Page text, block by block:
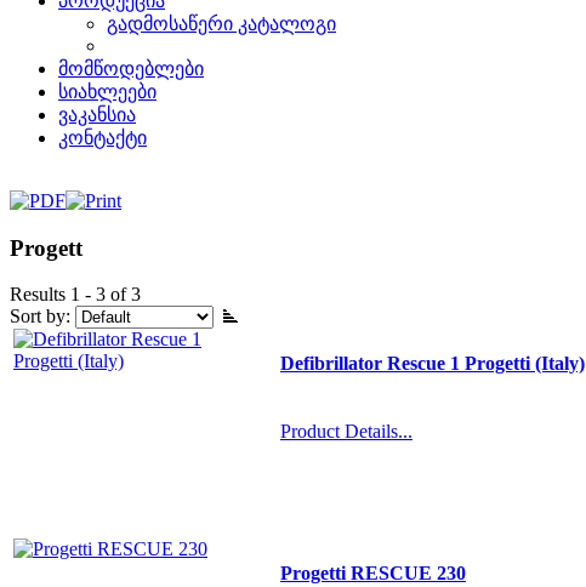
გადმოსაწერი კატალოგი
მომწოდებლები
სიახლეები
ვაკანსია
კონტაქტი
Progett
Results 1 - 3 of 3
Sort by:
Defibrillator Rescue 1 Progetti (Italy)
Product Details...
Progetti RESCUE 230